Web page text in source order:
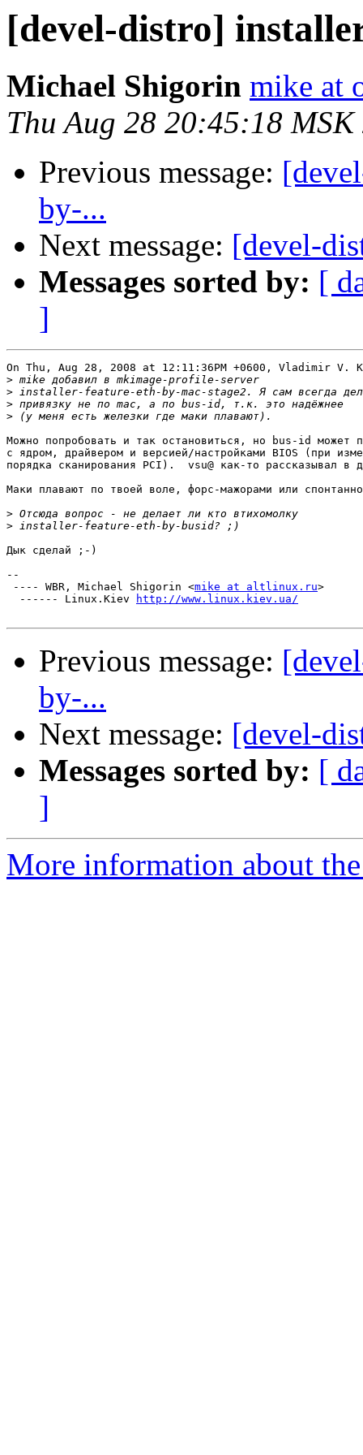
[devel-distro]
Michael Shigorin mike at
Thu Aug 28 20:45:18 MSK
Previous message:
by-...
Next message: [devel-
Messages sorted by: [
]
On Thu, Aug 28, 2008 at 12:11:36PM +0600, Vladimir V.
>
>
>
>
Можно попробовать и так остановиться, но bus-id может
с ядром, драйвером и версией/настройками BIOS (при
порядка сканирования PCI).  vsu@ как-то рассказывал в
Маки плавают по твоей воле, форс-мажорами или
>
>
Дык сделай ;-)
--
---- WBR, Michael Shigorin <mike at altlinux.ru>
  ------ Linux.Kiev
http://www.linux.kiev.ua/
Previous message:
by-...
Next message: [devel-
Messages sorted by: [
]
More information about